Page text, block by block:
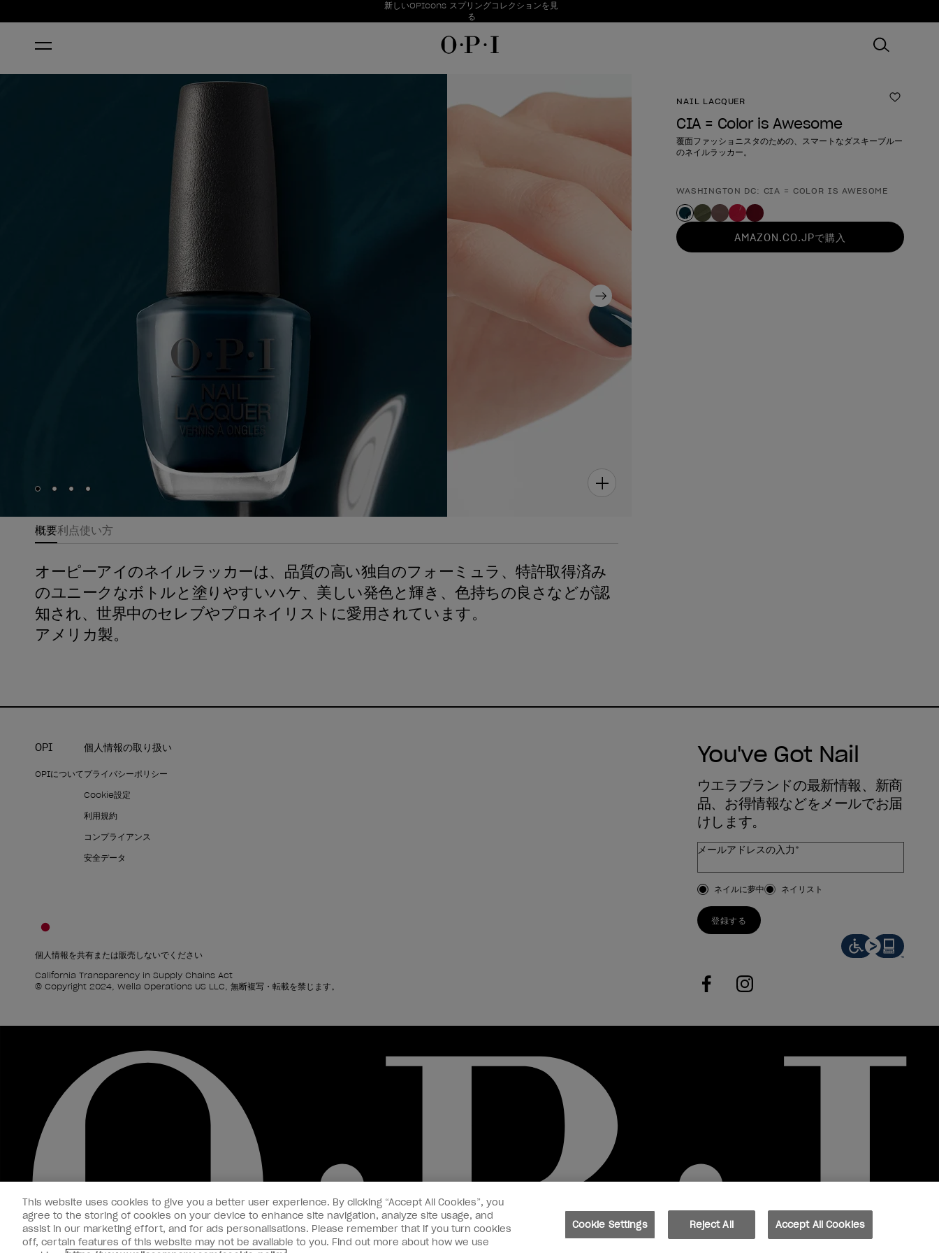
お得情報新しいOPIcons スプリングコレクションを見
る
Item 1 of 1
CIA = COLOR IS AWESOME
Next
Skip to slide
Skip to slide
Skip to slide
Skip to slide 4
NAIL LACQUER ほしい
CIA = Color is Awesome
覆面ファッショニスタのための、スマートなダスキーブルー
のネイルラッカー。
製品形態
WASHINGTON DC: CIA = COLOR IS AWESOME
AMAZON.CO.JPで購入
概要利点使い方
オーピーアイのネイルラッカーは、品質の高い独自のフォーミュラ、特許取得済み
のユニークなボトルと塗りやすいハケ、美しい発色と輝き、色持ちの良さなどが認
知され、世界中のセレブやプロネイリストに愛用されています。
アメリカ製。
OPI
OPIについて
個人情報の取り扱い
プライバシーポリシー
Cookie設定
利用規約
コンプライアンス
安全データ
個人情報を共有または販売しないでください
California Transparency in Supply Chains Act
© Copyright 2024, Wella Operations US LLC, 無断複写・転載を禁じます。
You've Got Nail
ウエラブランドの最新情報、新商
品、お得情報などをメールでお届
けします。
メールアドレスの入力*
お客様のタイプ
ネイルに夢中 ネイリスト
登録する
This website uses cookies to give you a better user experience. By clicking “Accept All Cookies”, you
agree to the storing of cookies on your device to enhance site navigation, analyze site usage, and
assist in our marketing effort, and for ads personalisations. Please remember that if you turn cookies
off, certain features of this website may not be available to you. Find out more about how we use
Cookie Settings Reject All Accept All Cookies